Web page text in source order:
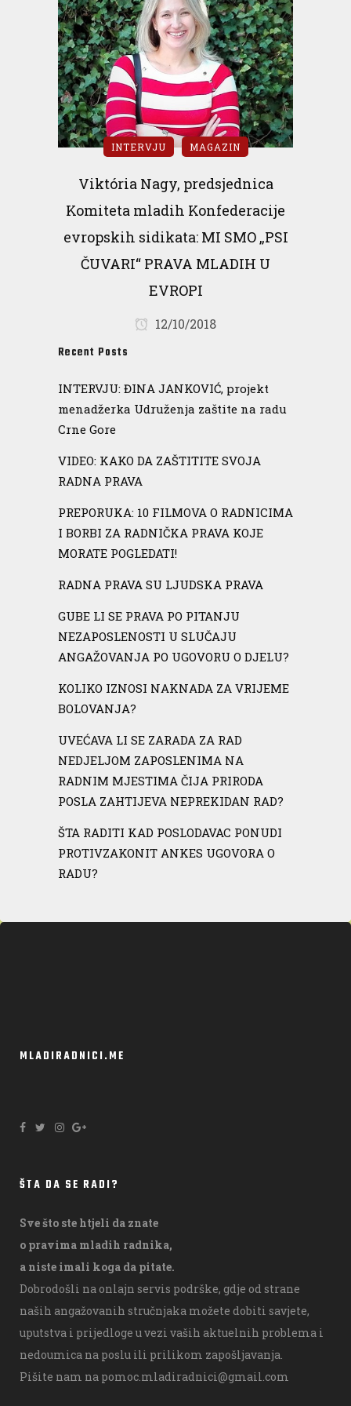
INTERVJU MAGAZIN
Viktória Nagy, predsjednica
Komiteta mladih Konfederacije
evropskih sidikata: MI SMO „PSI
ČUVARI“ PRAVA MLADIH U
EVROPI
12/10/2018
Recent Posts
INTERVJU: ĐINA JANKOVIĆ, projekt
menadžerka Udruženja zaštite na radu
Crne Gore
VIDEO: KAKO DA ZAŠTITITE SVOJA
RADNA PRAVA
PREPORUKA: 10 FILMOVA O RADNICIMA
I BORBI ZA RADNIČKA PRAVA KOJE
MORATE POGLEDATI!
RADNA PRAVA SU LJUDSKA PRAVA
GUBE LI SE PRAVA PO PITANJU
NEZAPOSLENOSTI U SLUČAJU
ANGAŽOVANJA PO UGOVORU O DJELU?
KOLIKO IZNOSI NAKNADA ZA VRIJEME
BOLOVANJA?
UVEĆAVA LI SE ZARADA ZA RAD
NEDJELJOM ZAPOSLENIMA NA
RADNIM MJESTIMA ČIJA PRIRODA
POSLA ZAHTIJEVA NEPREKIDAN RAD?
ŠTA RADITI KAD POSLODAVAC PONUDI
PROTIVZAKONIT ANKES UGOVORA O
RADU?
MLADIRADNICI.ME
ŠTA DA SE RADI?
Sve što ste htjeli da znate
o pravima mladih radnika,
a niste imali koga da pitate.
Dobrodošli na onlajn servis podrške, gdje od strane
naših angažovanih stručnjaka možete dobiti savjete,
uputstva i prijedloge u vezi vaših aktuelnih problema i
nedoumica na poslu ili prilikom zapošljavanja.
Pišite nam na pomoc.mladiradnici@gmail.com